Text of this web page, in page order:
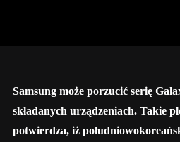
Samsung może porzucić serię
składanych urządzeniach. Takie
potwierdza, iż